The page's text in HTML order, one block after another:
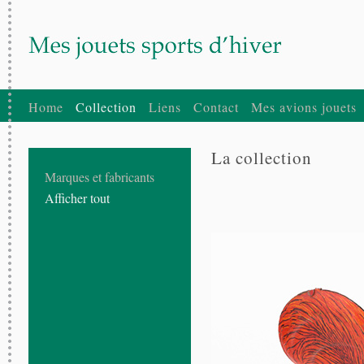
Home Collection Liens Contact Mes avions jouets
Marques et fabricants
Afficher tout
La collection